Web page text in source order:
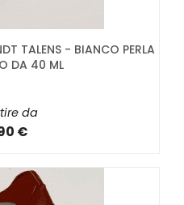
TALENS - BIANCO PERLA
DA 40 ML
da
€